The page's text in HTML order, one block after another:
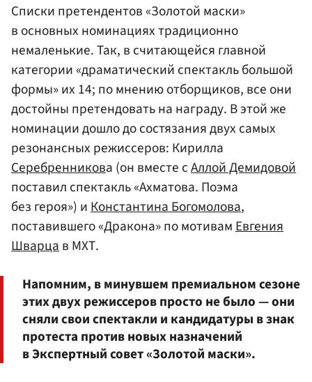
Списки претендентов «Золотой маски»
в основных номинациях традиционно
немаленькие. Так, в считающейся главной
категории «драматический спектакль большой
формы» их 14; по мнению отборщиков, все они
достойны претендовать на награду. В этой же
номинации дошло до состязания двух самых
резонансных режиссеров: Кирилла
Серебренникова (он вместе сАллой Демидовой
поставил спектакль «Ахматова. Поэма
без героя») иКонстантина Богомолова,
поставившего «Дракона» по мотивамЕвгения
Шварцав МХТ.
Напомним, в минувшем премиальном сезоне
этих двух режиссеров просто не было — они
сняли свои спектакли и кандидатуры в знак
протеста против новых назначений
в Экспертный совет «Золотой маски».